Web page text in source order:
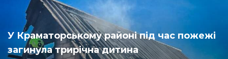
У Краматорському районі під час пожежі
загинула трирічна дитина